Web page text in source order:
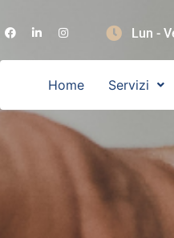
Lun -
Home Servizi